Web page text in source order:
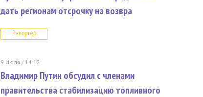
дать регионам отсрочку на возвра
Репортер
9 Июля / 14:12
Владимир Путин обсудил с членами
правительства стабилизацию топливного